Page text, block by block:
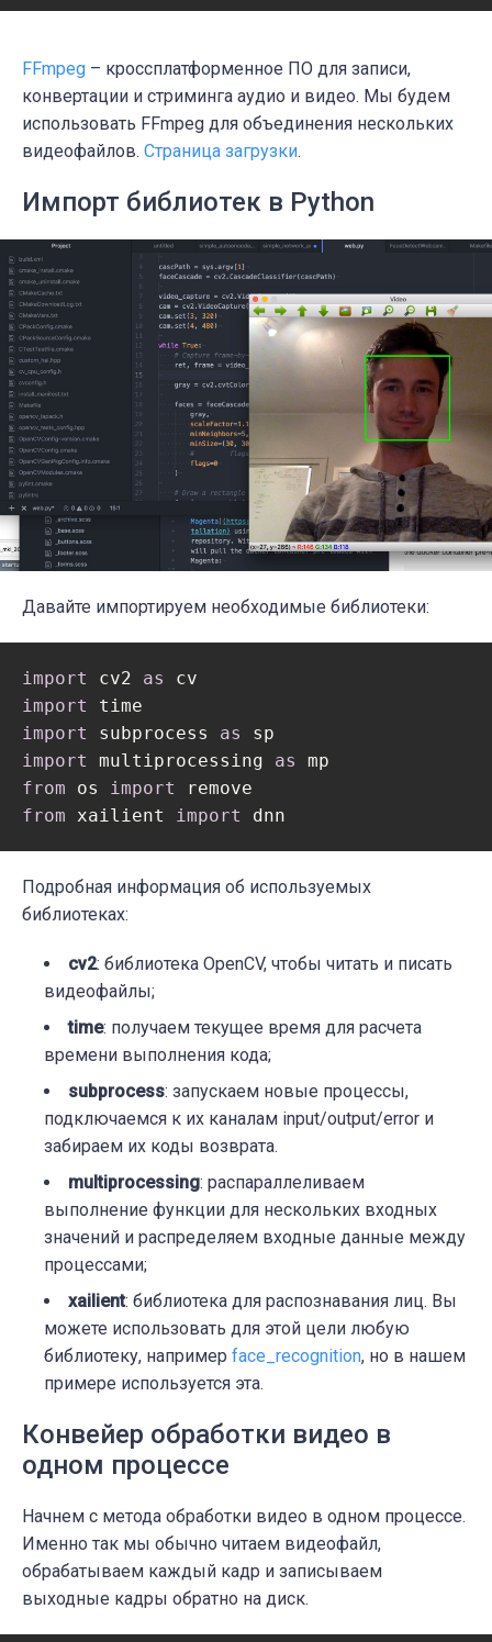
FFmpeg – кроссплатформенное ПО для записи,
конвертации и стриминга аудио и видео. Мы будем
использовать FFmpeg для объединения нескольких
видеофайлов. Страница загрузки.
Импорт библиотек в Python
Давайте импортируем необходимые библиотеки:
import cv2 as
import
import
subprocess as
import
multiprocessing as
from os import
from xailient import dnn
Подробная информация об используемых
библиотеках:
cv2: библиотека OpenCV, чтобы читать и писать
видеофайлы;
time: получаем текущее время для расчета
времени выполнения кода;
subprocess: запускаем новые процессы,
подключаемся к их каналам input/output/error и
забираем их коды возврата.
multiprocessing: распараллеливаем
выполнение функции для нескольких входных
значений и распределяем входные данные между
процессами;
xailient: библиотека для распознавания лиц. Вы
можете использовать для этой цели любую
библиотеку, например face_recognition, но в нашем
примере используется эта.
Конвейер обработки видео в
одном процессе
Начнем с метода обработки видео в одном процессе.
Именно так мы обычно читаем видеофайл,
обрабатываем каждый кадр и записываем
выходные кадры обратно на диск.